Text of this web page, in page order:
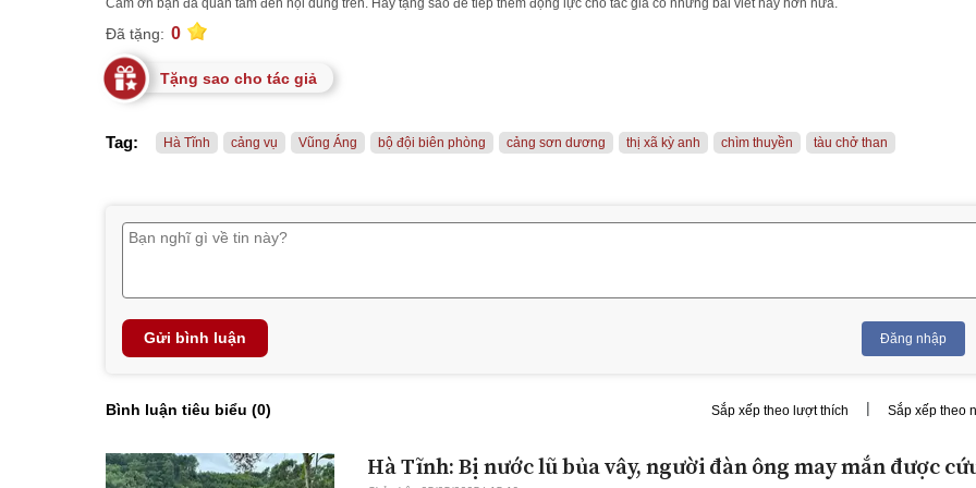
Cảm ơn bạn đã quan tâm đến nội dung trên. Hãy tặng sao để tiếp thêm động lực cho tác giả có những bài viết hay hơn nữa.
Đã tặng: 0
Tặng sao cho tác giả
Tag: Hà Tĩnh cảng vụ Vũng Áng bộ đội biên phòng cảng sơn dương thị xã kỳ anh chìm thuyền tàu chở than
Gửi bình luận Đăng nhập
Bình luận tiêu biểu (0) Sắp xếp theo lượt thích | Sắp xếp theo
Hà Tĩnh: Bị nước lũ bủa vây, người đàn ông may mắn được